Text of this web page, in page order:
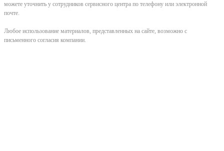
можете уточнить у сотрудников сервисного центра по телефону или электронной
почте.
Любое использование материалов, представленных на сайте, возможно с
письменного согласия компании.